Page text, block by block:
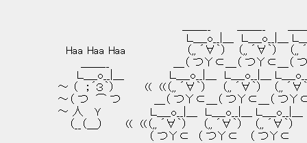
Ｌ＿_o__|＿ Ｌ＿_o__|＿ Ｌ
Haa Haa Haa （,, ´∀｀） （,, ´∀｀） （,,
＿＿__ ＿（ つΥ⊂＿（ つΥ⊂＿（ つ
Ｌ＿_o__|＿ Ｌ＿_o__|＿ Ｌ＿_o__|＿ Ｌ＿_o__|
～ （ ；´３｀） (( ((（,, ´∀｀） （,, ´∀｀） （,, ´∀
～（ つ ⌒ つ ＿（ つΥ⊂＿（ つΥ⊂＿（
～ 人 Ｙ Ｌ＿_o__|＿ Ｌ＿_o__|＿ Ｌ＿
（__（＿） (( ((（,, ´∀｀） （,, ´∀｀） （,, ´∀｀） ((
（ つΥ⊂ （ つΥ⊂ （ つΥ⊂